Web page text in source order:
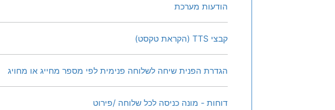
הודעות מערכת
קבצי TTS (הקראת טקסט)
הגדרת הפנית שיחה לשלוחה פנימית לפי מספר מחייג או מחויג
דוחות - מונה כניסה לכל שלוחה /פירוט